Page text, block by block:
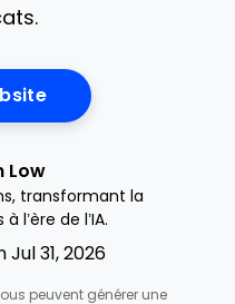
Opens New Window
Low
transformant la
l’ère de l’IA.
31, 2026
peuvent générer une